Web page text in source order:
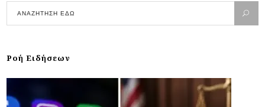
Ροή Ειδήσεων